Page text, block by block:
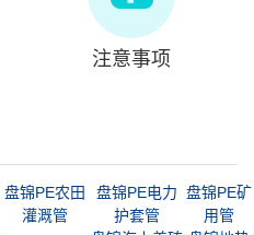
注意事项
盘锦PE农田
灌溉管
盘锦PE电力
护套管
盘锦PE矿
用管